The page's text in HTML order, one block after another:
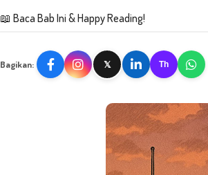
📖 Baca Bab Ini & Happy Reading!
Bagikan: 𝕏 Th